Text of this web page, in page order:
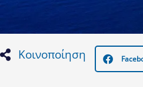
Κοινοποίηση